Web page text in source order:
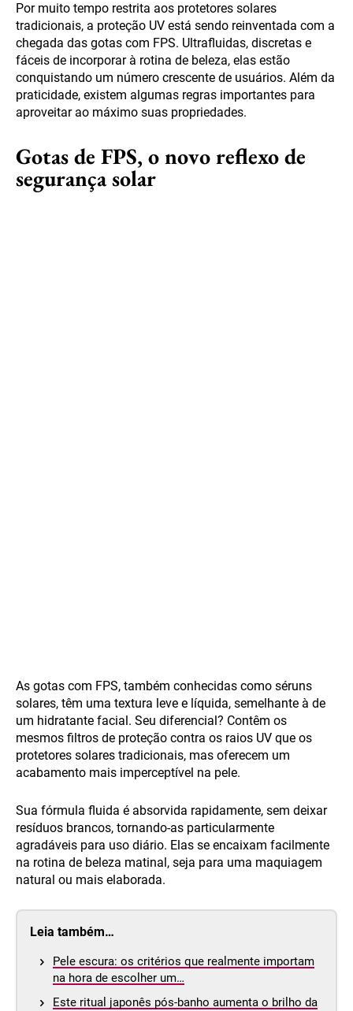
Por muito tempo restrita aos protetores solares
tradicionais, a proteção UV está sendo reinventada com a
chegada das gotas com FPS. Ultrafluidas, discretas e
fáceis de incorporar à rotina de beleza, elas estão
conquistando um número crescente de usuários. Além da
praticidade, existem algumas regras importantes para
aproveitar ao máximo suas propriedades.
Gotas de FPS, o novo reflexo de
segurança solar
As gotas com FPS, também conhecidas como séruns
solares, têm uma textura leve e líquida, semelhante à de
um hidratante facial. Seu diferencial? Contêm os
mesmos filtros de proteção contra os raios UV que os
protetores solares tradicionais, mas oferecem um
acabamento mais imperceptível na pele.
Sua fórmula fluida é absorvida rapidamente, sem deixar
resíduos brancos, tornando-as particularmente
agradáveis para uso diário. Elas se encaixam facilmente
na rotina de beleza matinal, seja para uma maquiagem
natural ou mais elaborada.
Leia também…
Pele escura: os critérios que realmente importam
na hora de escolher um…
Este ritual japonês pós-banho aumenta o brilho da